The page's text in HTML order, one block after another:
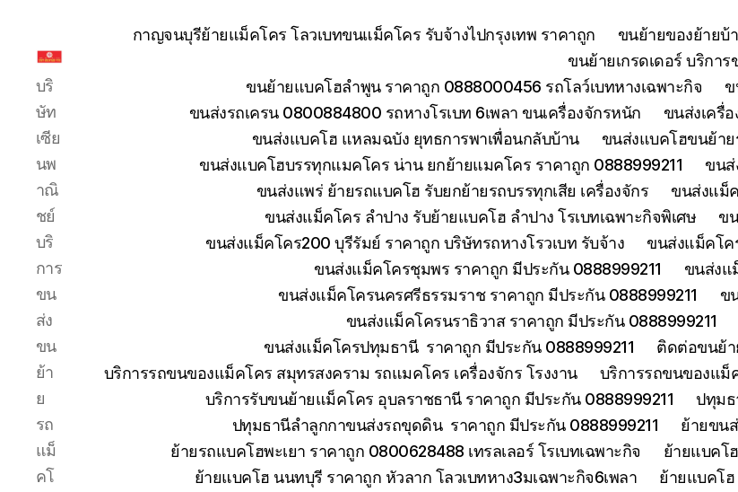
ขน
ย้าย
รถ
โฮ
ทั่ว
ประเทศ.com
บริ
ษัท
เซีย
นพ
าณิ
ชย์
บริ
การ
ขน
ส่ง
ขน
ย้า
ย
รถ
แม็
คโ
กาญจนบุรีย้ายแม็คโคร โลวเบทขนแม็คโคร รับจ้างไปกรุงเทพ ราคาถูก
ขนย้ายของย้ายบ้
ขนย้ายเกรดเดอร์ บริกา
ขนย้ายแบคโฮลำพูน ราคาถูก 0888000456 รถโลว์เบทหางเฉพาะกิจ
ข
ขนส่งรถเครน 0800884800 รถหางโรเบท 6เพลา ขนเครื่องจักรหนัก
ขนส่งเครื่
ขนส่งแบคโฮ แหลมฉบัง ยุทธการพาเพื่อนกลับบ้าน
ขนส่งแบคโฮขนย้า
ขนส่งแบคโฮบรรทุกแมคโคร น่าน ยกย้ายแมคโคร ราคาถูก 0888999211
ขนส่
ขนส่งแพร่ ย้ายรถแบคโฮ รับยกย้ายรถบรรทุกเสีย เครื่องจักร
ขนส่งแม็
ขนส่งแม็คโคร ลำปาง รับย้ายแบคโฮ ลำปาง โรเบทเฉพาะกิจพิเศษ
ข
ขนส่งแม็คโคร200 บุรีรัมย์ ราคาถูก บริษัทรถหางโรวเบท รับจ้าง
ขนส่งแม็คโค
ขนส่งแม็คโครชุมพร ราคาถูก มีประกัน 0888999211
ขนส่งแ
ขนส่งแม็คโครนครศรีธรรมราช ราคาถูก มีประกัน 0888999211
ข
ขนส่งแม็คโครนราธิวาส ราคาถูก มีประกัน 0888999211
ขนส่งแม็คโครปทุมธานี ราคาถูก มีประกัน 0888999211
ติดต่อขนย้า
บริการรถขนของแม็คโคร สมุทรสงคราม รถแมคโคร เครื่องจักร โรงงาน
บริการรถขนของแม็
บริการรับขนย้ายแม็คโคร อุบลราชธานี ราคาถูก มีประกัน 0888999211
ปทุมธ
ปทุมธานีลำลูกกาขนส่งรถขุดดิน ราคาถูก มีประกัน 0888999211
ย้ายขน
ย้ายรถแบคโฮพะเยา ราคาถูก 0800628488 เทรลเลอร์ โรเบทเฉพาะกิจ
ย้ายแบคโ
ย้ายแบคโฮ นนทบุรี ราคาถูก หัวลาก โลวเบทหาง3มเฉพาะกิจ6เพลา
ย้ายแบคโฮ